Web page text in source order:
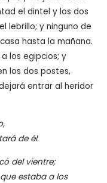
el dintel y los dos
lebrillo; y ninguno de
hasta la mañana.
los egipcios; y
los dos postes,
entrar al heridor
de él.
del vientre;
estaba a los